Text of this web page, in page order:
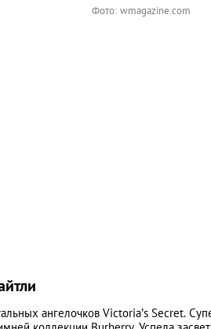
Фото: wmagazine.com
ангелочков Victoria’s Secret.